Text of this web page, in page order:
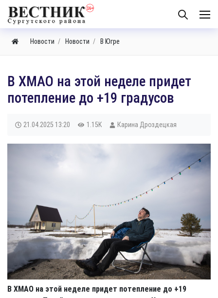
Новости Новости В Югре
В ХМАО на этой неделе придет
потепление до +19 градусов
21.04.2025 13:20 1.15K Карина Дроздецкая
В ХМАО на этой неделе придет потепление до +19